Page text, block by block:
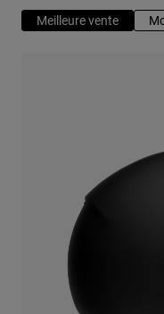
Explorez Moto
Motocross
Adventure
Route et Gravel
Urbain
Meilleure vente